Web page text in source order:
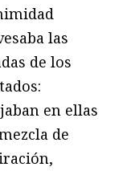
las
de los
en ellas
de